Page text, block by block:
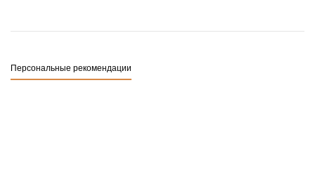
Персональные рекомендации